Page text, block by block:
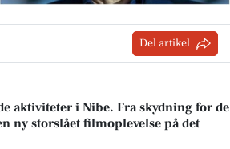
Del artikel
aktiviteter i Nibe. Fra skydning for de
ny storslået filmoplevelse på det